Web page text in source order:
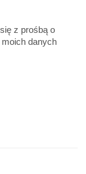
z prośbą o
danych